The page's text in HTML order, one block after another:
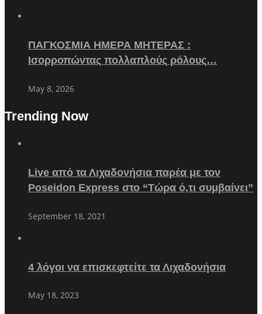
ΠΑΓΚΟΣΜΙΑ ΗΜΕΡΑ ΜΗΤΕΡΑΣ :
Ισορροπώντας πολλαπλούς ρόλους…
May 8, 2026
Trending Now
Live από τα Λιχαδονήσια παρέα με τον
Poseidon Express στο “Τώρα ό,τι συμβαίνει”
September 18, 2021
4 λόγοι να επισκεφτείτε τα Λιχαδονήσια
May 18, 2023